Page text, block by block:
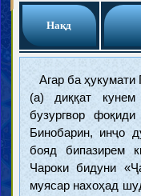
Нақд
Агар ба
(а) диққат
бузургвор
Бинобарин, инҷо
бояд бипазирем
Чароки бидуни
муясар нахоҳад